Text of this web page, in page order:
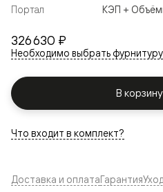
326 630 ₽
Необходимо выбрать фурнитуру
В корзину
Портал
КЭП +
Что входит в комплект?
Доставка и оплатаГарантия